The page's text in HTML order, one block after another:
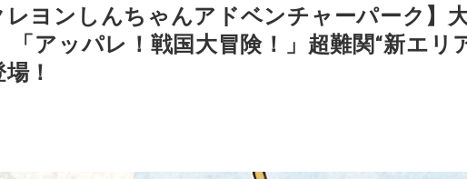
レヨンしんちゃんアドベンチャーパーク】
「アッパレ！戦国大冒険！」超難関“新エリ
！